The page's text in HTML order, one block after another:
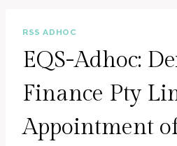
RSS ADHOC
EQS-Adhoc:
Finance Pty
Appointment